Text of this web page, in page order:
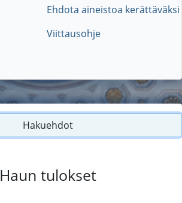
Ehdota aineistoa kerättäväksi
Viittausohje
Hakuehdot
Haun tulokset